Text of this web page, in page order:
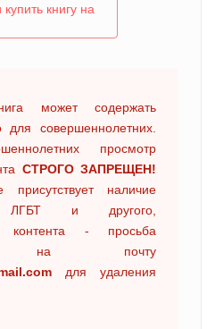
книгу на
может содержать
для совершеннолетних.
просмотр
СТРОГО ЗАПРЕЩЕН!
наличие
ЛГБТ и другого,
контента - просьба
на почту
для удаления